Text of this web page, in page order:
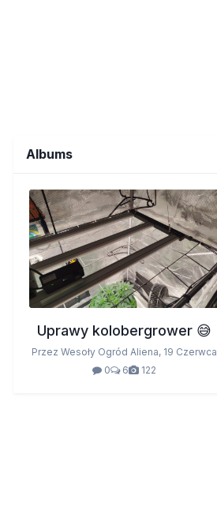
Albums
Uprawy kolobergrower 😅
Przez Wesoły Ogród Aliena, 19 Czerwca
0
6 122